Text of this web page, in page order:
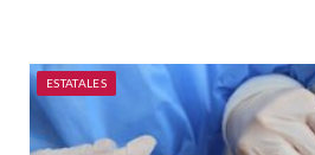
ESTATALES